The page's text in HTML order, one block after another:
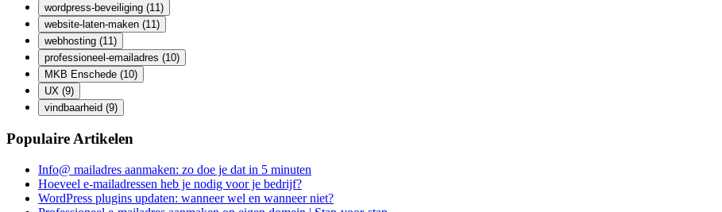
wordpress-beveiliging (11)
website-laten-maken (11)
webhosting (11)
professioneel-emailadres (10)
MKB Enschede (10)
UX (9)
vindbaarheid (9)
Populaire Artikelen
Info@ mailadres aanmaken: zo doe je dat in 5 minuten
Hoeveel e-mailadressen heb je nodig voor je bedrijf?
WordPress plugins updaten: wanneer wel en wanneer niet?